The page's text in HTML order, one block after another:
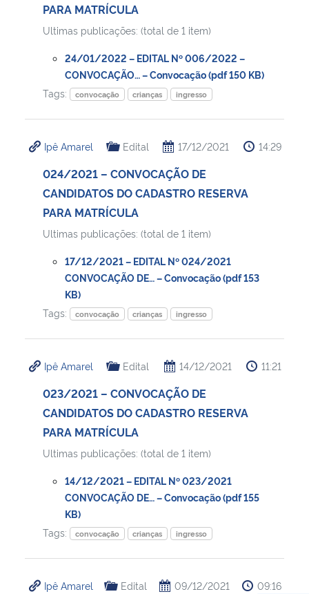
PARA MATRÍCULA
Ultimas publicações: (total de 1 item)
24/01/2022 – EDITAL Nº 006/2022 –
CONVOCAÇÃO… – Convocação (pdf 150 KB)
Tags:
convocação crianças ingresso
Ipê Amarel Edital 17/12/2021 14:29
024/2021 – CONVOCAÇÃO DE
CANDIDATOS DO CADASTRO RESERVA
PARA MATRÍCULA
Ultimas publicações: (total de 1 item)
17/12/2021 – EDITAL Nº 024/2021
CONVOCAÇÃO DE… – Convocação (pdf 153
KB)
Tags:
convocação crianças ingresso
Ipê Amarel Edital 14/12/2021 11:21
023/2021 – CONVOCAÇÃO DE
CANDIDATOS DO CADASTRO RESERVA
PARA MATRÍCULA
Ultimas publicações: (total de 1 item)
14/12/2021 – EDITAL Nº 023/2021
CONVOCAÇÃO DE… – Convocação (pdf 155
KB)
Tags:
convocação crianças ingresso
Ipê Amarel Edital 09/12/2021 09:16